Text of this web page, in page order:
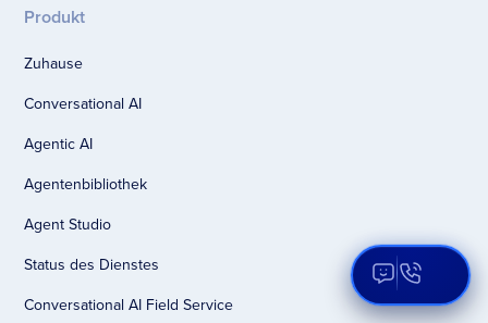
Produkt
Zuhause
Conversational AI
Agentic AI
Agentenbibliothek
Agent Studio
Status des Dienstes
Conversational AI Field Service
Open